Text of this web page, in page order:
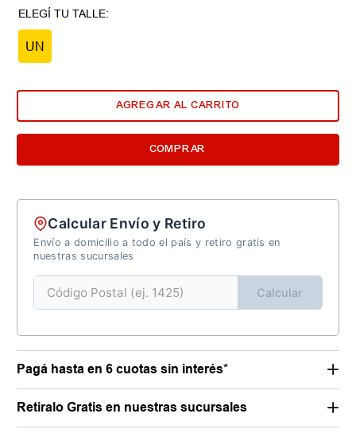
UN
AGREGAR AL CARRITO
COMPRAR
Calcular Envío y Retiro
Envío a domicilio a todo el país y retiro gratis en
nuestras sucursales
Calcular
Pagá hasta en 6 cuotas sin interés*
Retiralo Gratis en nuestras sucursales